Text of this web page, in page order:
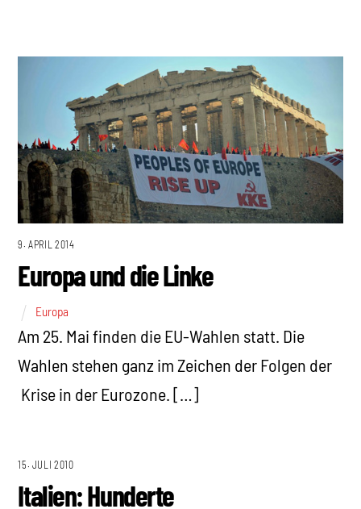
9. APRIL 2014
Europa und die Linke
Europa
Am 25. Mai finden die EU-Wahlen statt. Die
Wahlen stehen ganz im Zeichen der Folgen der
Krise in der Eurozone. […]
15. JULI 2010
Italien: Hunderte